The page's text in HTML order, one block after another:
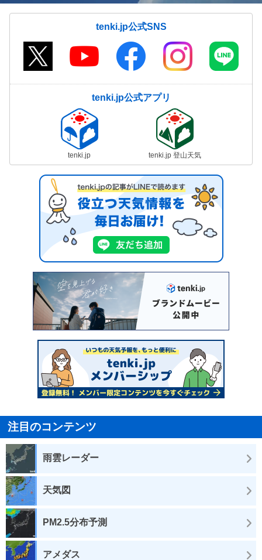
tenki.jp公式SNS
tenki.jp公式アプリ
tenki.jp tenki.jp 登山天気
注目のコンテンツ
雨雲レーダー
天気図
PM2.5分布予測
アメダス